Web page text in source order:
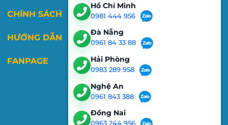
CHÍNH SÁCH
HƯỚNG DẪN
FANPAGE
Hồ Chí Minh
0981 444 956
Đà Nẵng
0961 84 33 88
Hải Phòng
0983 289 958
Nghệ An
0961 843 388
Đồng Nai
0963 244 956